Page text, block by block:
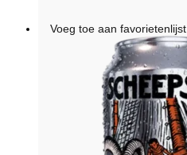
Voeg toe aan favorietenlijst